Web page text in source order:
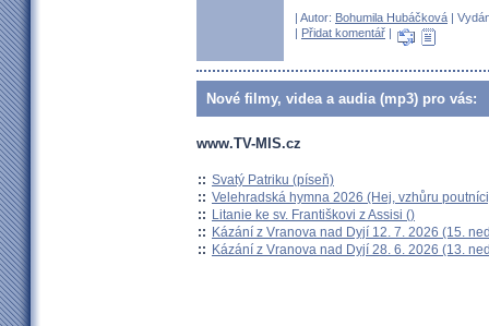
| Autor: Bohumila Hubáčková |
| Přidat komentář |
Nové filmy, videa a audia (mp3) pro vás:
www.TV-MIS.cz
:: Svatý Patriku (píseň)
:: Velehradská hymna 2026 (Hej, vzhůru
:: Litanie ke sv. Františkovi z Assisi ()
:: Kázání z Vranova nad Dyjí 12. 7. 2026 (15.
:: Kázání z Vranova nad Dyjí 28. 6. 2026 (13.